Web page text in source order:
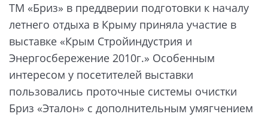
ТМ «Бриз» в преддверии подготовки к началу
летнего отдыха в Крыму приняла участие в
выставке «Крым Стройиндустрия и
Энергосбережение 2010г.» Особенным
интересом у посетителей выставки
пользовались проточные системы очистки
Бриз «Эталон» с дополнительным умягчением